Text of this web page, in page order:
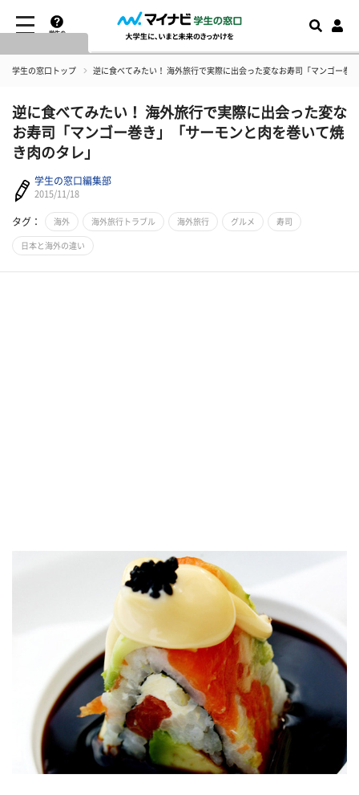
学生の
学生の窓口トップ 逆に食べてみたい！ 海外旅行で実際に出会った変なお寿司「マンゴー巻
逆に食べてみたい！ 海外旅行で実際に出会った変な
お寿司「マンゴー巻き」「サーモンと肉を巻いて焼
き肉のタレ」
学生の窓口編集部
2015/11/18
タグ： 海外 海外旅行トラブル 海外旅行 グルメ 寿司
日本と海外の違い